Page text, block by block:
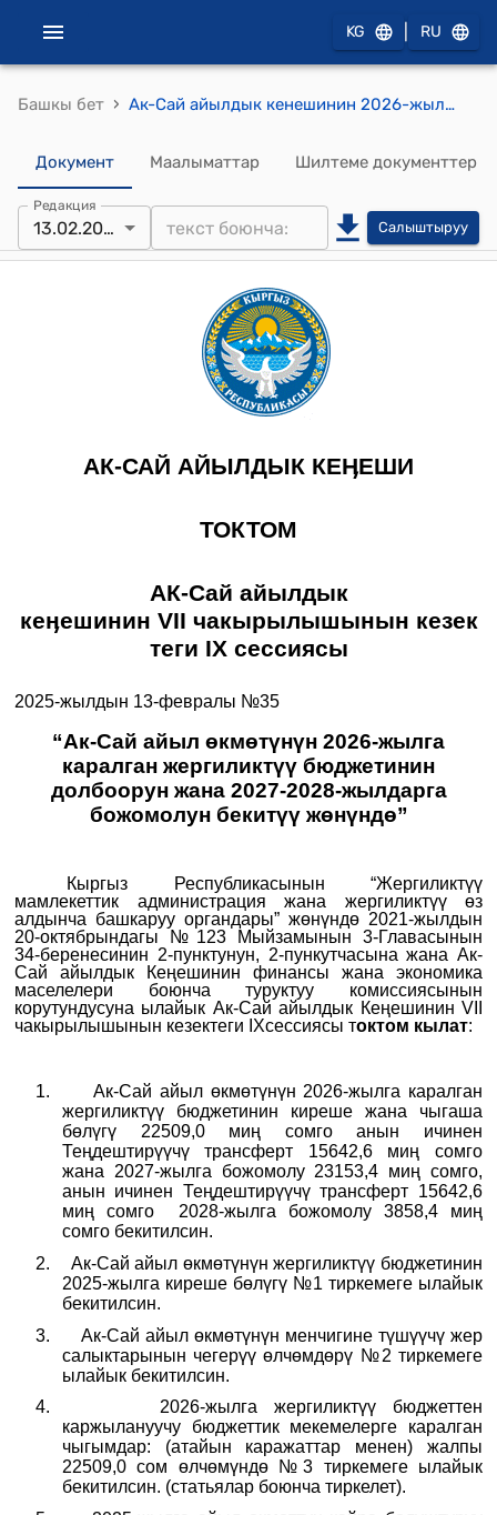
KG RU
Башкы бет › Ак-Сай айылдык кенешинин 2026-жылдын 13-февралындагы №35 "“Ак-Сай айыл өкмөтүнүн 2026-жылга каралган жергиликтүү бюджетинин долбоорун жана 2027-2028-жылдарга божомолун бекитүү жөнүндө”" токтому
Документ Маалыматтар Шилтеме документтер
Редакция
13.02.2026 Салыштыруу